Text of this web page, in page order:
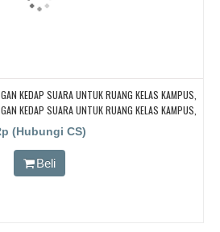
KEDAP SUARA UNTUK RUANG KELAS KAMPUS,
KEDAP SUARA UNTUK RUANG KELAS KAMPUS,
KEDAP SUARA UNTUK RUANG KELAS KAMPUS,
KEDAP SUARA UNTUK RUANG KELAS KAMPUS
(Hubungi CS)
Beli